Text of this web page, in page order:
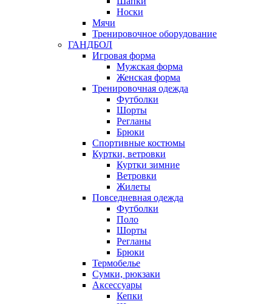
Носки
Мячи
Тренировочное оборудование
ГАНДБОЛ
Игровая форма
Мужская форма
Женская форма
Тренировочная одежда
Футболки
Шорты
Регланы
Брюки
Спортивные костюмы
Куртки, ветровки
Куртки зимние
Ветровки
Жилеты
Повседневная одежда
Футболки
Поло
Шорты
Регланы
Брюки
Термобелье
Сумки, рюкзаки
Аксессуары
Кепки